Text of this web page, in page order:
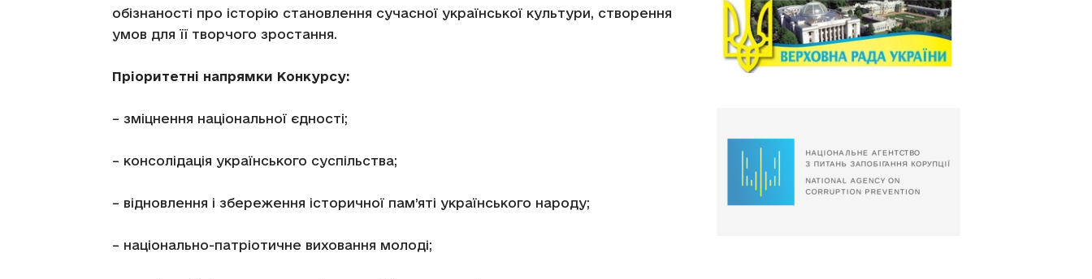
обізнаності про історію становлення сучасної української культури, створення
умов для її творчого зростання.
Пріоритетні напрямки Конкурсу:
– зміцнення національної єдності;
– консолідація українського суспільства;
– відновлення і збереження історичної пам’яті українського народу;
– національно-патріотичне виховання молоді;